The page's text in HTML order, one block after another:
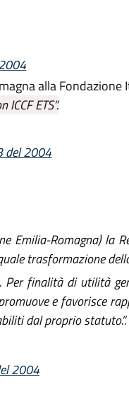
alla Fondazione
ETS”.
del 2004
Emilia-Romagna) la
trasformazione
Per finalità di utilità
e favorisce
dal proprio statuto.”.
2004